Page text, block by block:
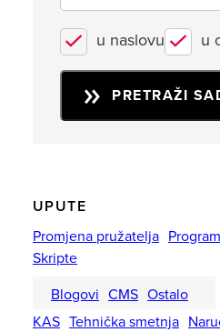
u naslovu u
PRETRAŽI
UPUTE
Promjena pružatelja
Skripte
Blogovi CMS Ostalo
KAS Tehnička smetnja